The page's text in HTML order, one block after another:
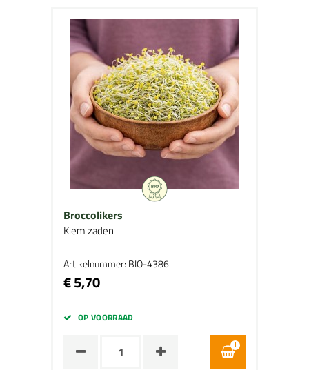
Broccolikers
Kiem zaden
Artikelnummer: BIO-4386
€ 5,70
OP VOORRAAD